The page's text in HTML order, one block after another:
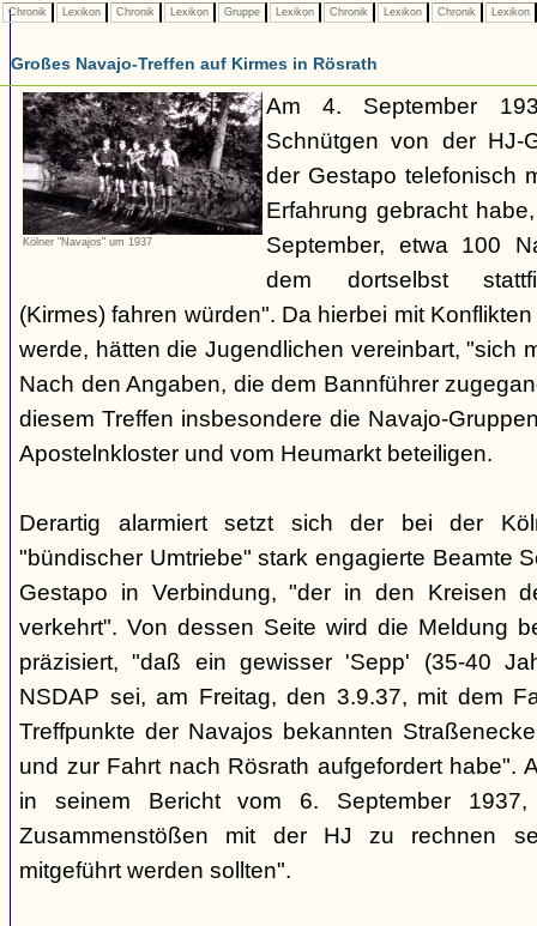
Chronik Lexikon Chronik Lexikon Gruppe Lexikon Chronik Lexikon Chronik Lexikon
Großes Navajo-Treffen auf Kirmes in Rösrath
Kölner "Navajos" um 1937
Am 4. September
Schnütgen von der HJ-
der Gestapo telefonisch
Erfahrung gebracht
September, etwa 100
dem dortselbst
(Kirmes) fahren würden". Da hierbei mit
werde, hätten die Jugendlichen vereinbart, "sich
Nach den Angaben, die dem Bannführer
diesem Treffen insbesondere die Navajo-
Apostelnkloster und vom Heumarkt beteiligen.
Derartig alarmiert setzt sich der bei der
"bündischer Umtriebe" stark engagierte Beamte
Gestapo in Verbindung, "der in den Kreisen
verkehrt". Von dessen Seite wird die Meldung
präzisiert, "daß ein gewisser 'Sepp' (35-40
NSDAP sei, am Freitag, den 3.9.37, mit dem
Treffpunkte der Navajos bekannten
und zur Fahrt nach Rösrath aufgefordert habe".
in seinem Bericht vom 6. September
Zusammenstößen mit der HJ zu rechnen
mitgeführt werden sollten".